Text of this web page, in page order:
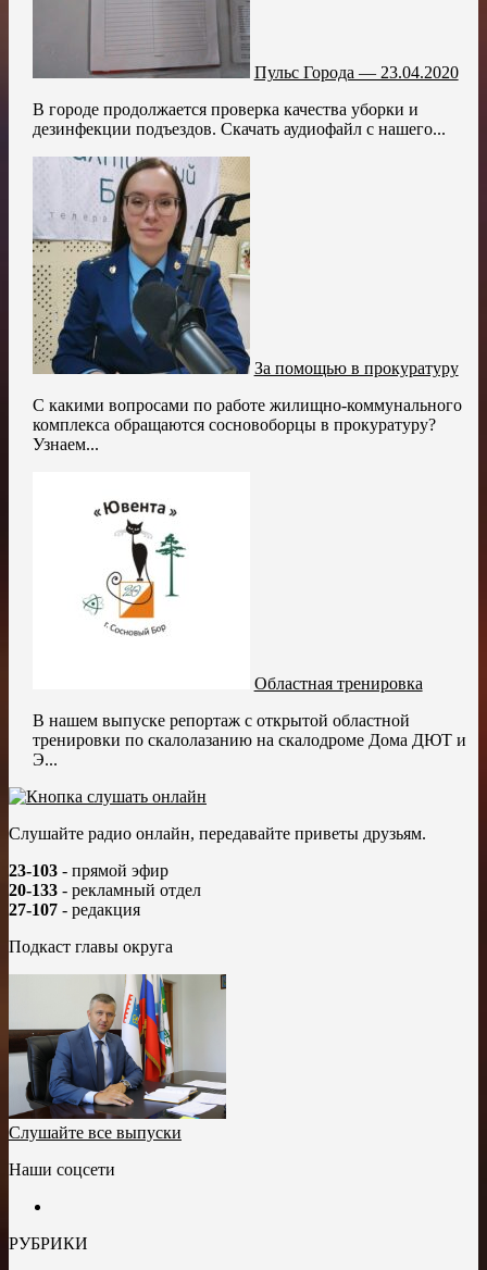
Пульс Города — 23.04.2020
В городе продолжается проверка качества уборки и
дезинфекции подъездов. Скачать аудиофайл с нашего...
За помощью в прокуратуру
С какими вопросами по работе жилищно-коммунального
комплекса обращаются сосновоборцы в прокуратуру?
Узнаем...
Областная тренировка
В нашем выпуске репортаж с открытой областной
тренировки по скалолазанию на скалодроме Дома ДЮТ и
Э...
Слушайте радио онлайн, передавайте приветы друзьям.
23-103 - прямой эфир
20-133 - рекламный отдел
27-107 - редакция
Подкаст главы округа
Слушайте все выпуски
Наши соцсети
РУБРИКИ